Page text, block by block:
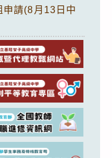
請(8月13日中